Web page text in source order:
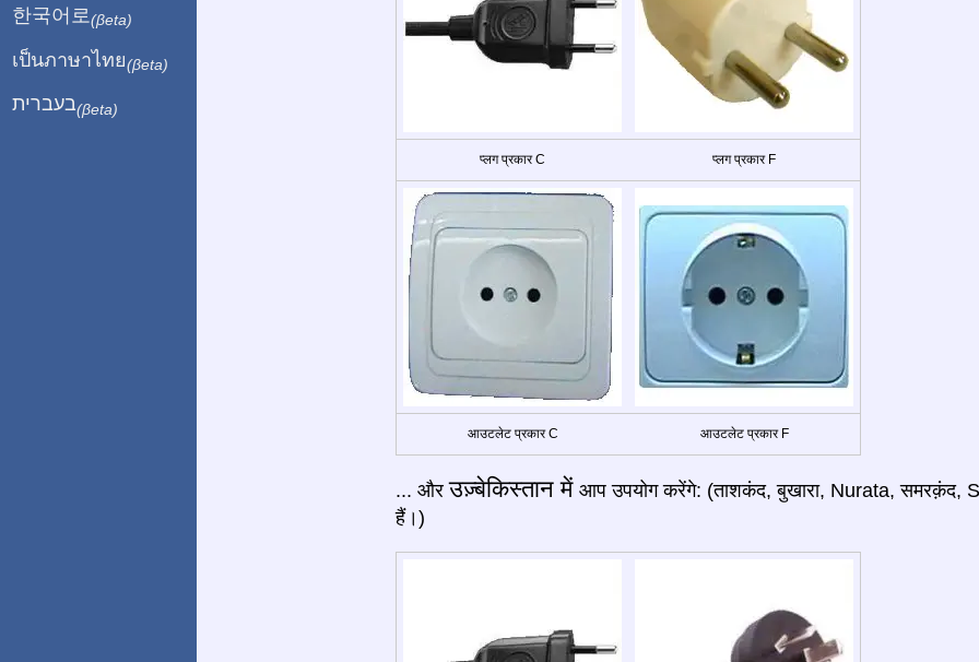
प्लग प्रकार C प्लग प्रकार F
आउटलेट प्रकार C आउटलेट प्रकार F
... औरउज़्बेकिस्तान में आप उपयोग करेंगे: (ताशकंद, बुखारा, Nurata, समरक़ंद,
हैं।)
한국어로 (βeta)
เป็นภาษาไทย(βeta)
בעברית(βeta)